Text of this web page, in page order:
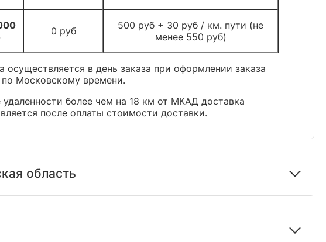
0 руб
500 руб + 30 руб / км. пути (не
менее 550 руб)
осуществляется в день заказа при оформлении заказа
Московскому времени.
удаленности более чем на 18 км от МКАД доставка
после оплаты стоимости доставки.
область